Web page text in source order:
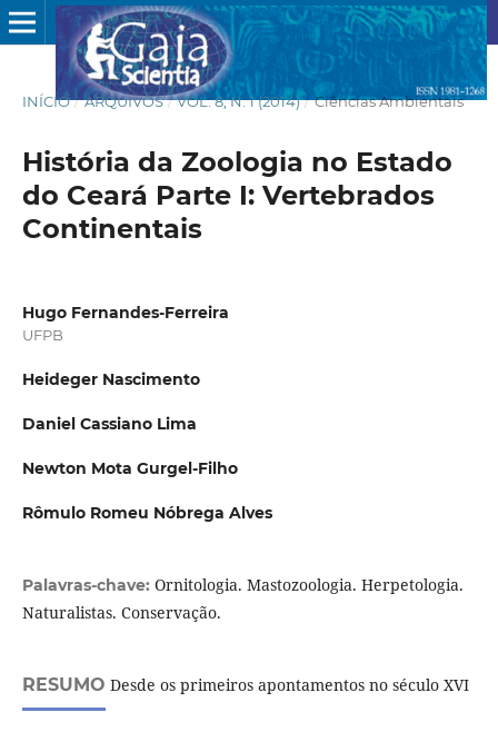
INÍCIO / ARQUIVOS / VOL. 8, N. 1 (2014) / Ciências Ambientais
História da Zoologia no Estado
do Ceará Parte I: Vertebrados
Continentais
Hugo Fernandes-Ferreira
UFPB
Heideger Nascimento
Daniel Cassiano Lima
Newton Mota Gurgel-Filho
Rômulo Romeu Nóbrega Alves
Palavras-chave: Ornitologia. Mastozoologia. Herpetologia.
Naturalistas. Conservação.
RESUMO Desde os primeiros apontamentos no século XVI